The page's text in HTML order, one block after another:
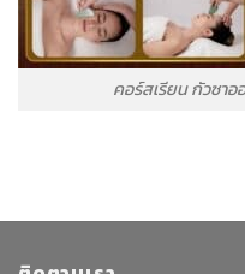
คอร์สเรียน กัวซาอ